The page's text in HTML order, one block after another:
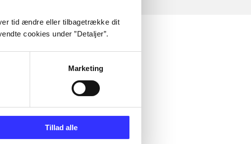
tid ændre eller tilbagetrække dit
cookies under ”Detaljer”.
Marketing
Tillad alle